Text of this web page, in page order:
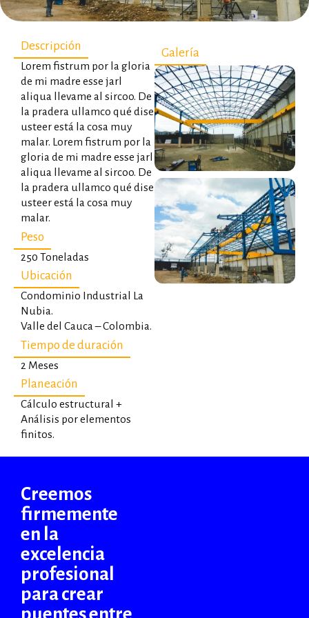
Descripción
Lorem fistrum por la gloria
de mi madre esse jarl
aliqua llevame al sircoo. De
la pradera ullamco qué dise
usteer está la cosa muy
malar. Lorem fistrum por la
gloria de mi madre esse jarl
aliqua llevame al sircoo. De
la pradera ullamco qué dise
usteer está la cosa muy
malar.
Peso
250 Toneladas
Ubicación
Condominio Industrial La
Nubia.
Valle del Cauca – Colombia.
Tiempo de duración
2 Meses
Planeación
Cálculo estructural +
Análisis por elementos
finitos.
Galería
Creemos
firmemente
en la
excelencia
profesional
para crear